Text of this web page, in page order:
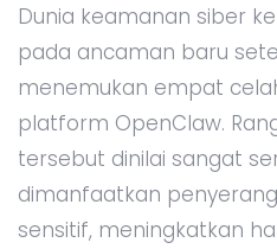
Dunia keamanan siber
pada ancaman baru
menemukan empat
platform OpenClaw.
tersebut dinilai sangat
dimanfaatkan
sensitif, meningkatkan